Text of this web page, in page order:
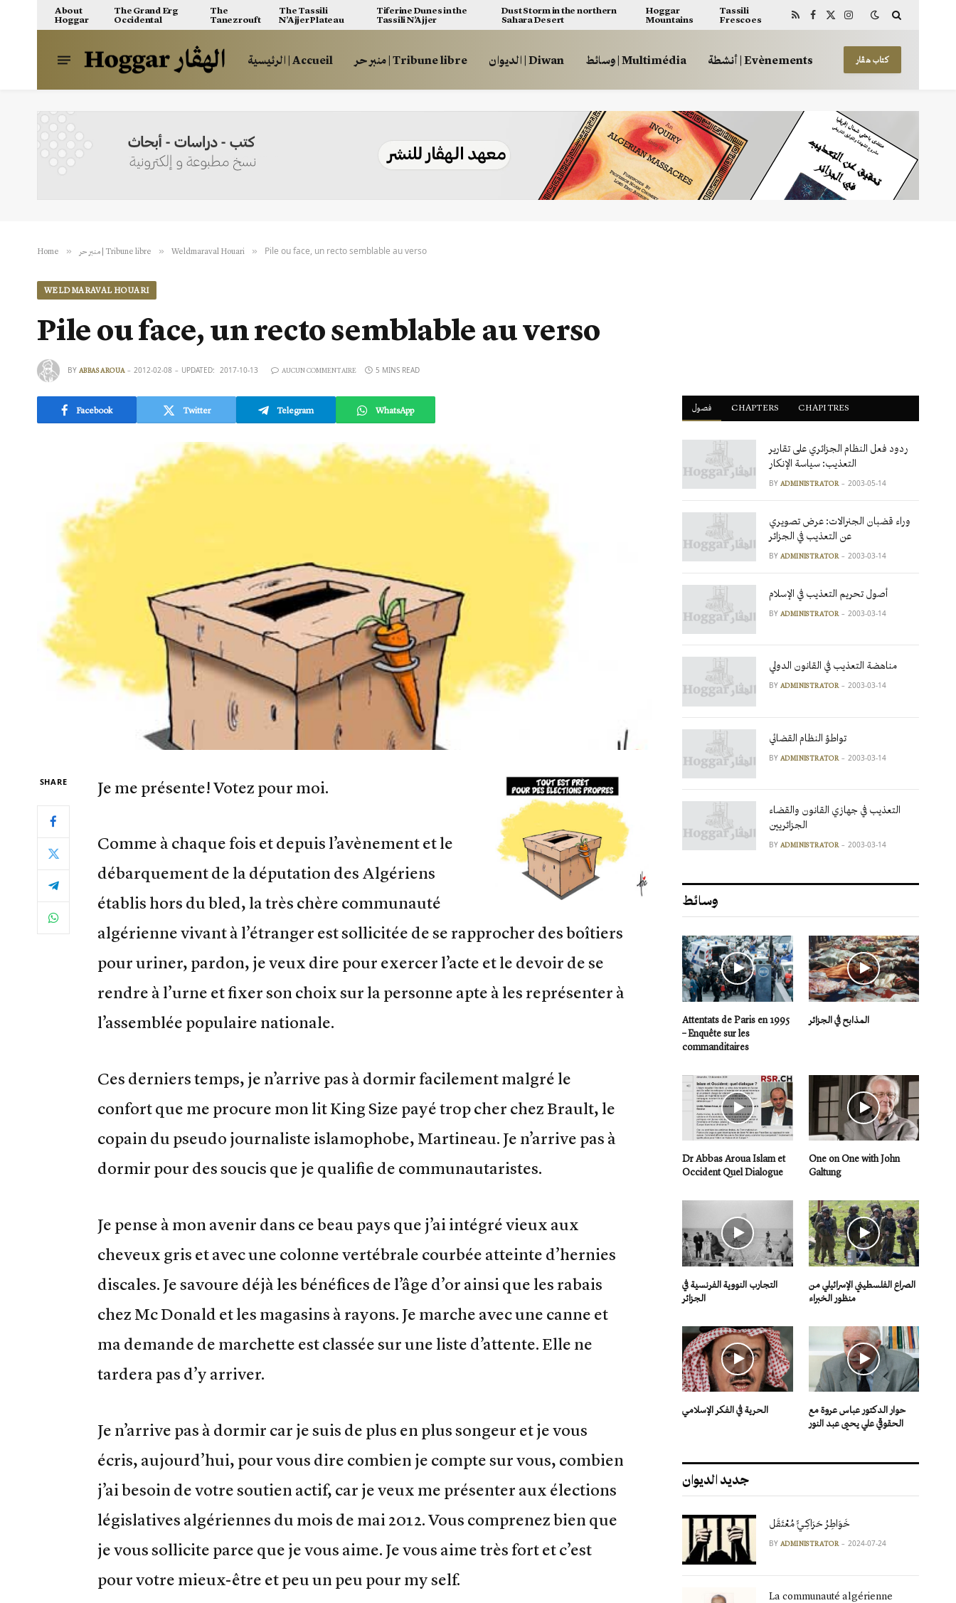
About
Hoggar
The Grand Erg
Occidental
The
Tanezrouft
The Tassili
N’Ajjer Plateau
Tiferine Dunes in the
Tassili N’Ajjer
Dust Storm in the northern
Sahara Desert
Hoggar
Mountains
Tassili
Frescoes
RSS Facebook
X
Instagram
الرئيسية | Accueil منبر حر | Tribune libre الديوان | Diwan وسائط | Multimédia أنشطة | Evènements كتاب هڤار
Home » منبر حر | Tribune libre » Weldmaraval Houari » Pile ou face, un recto semblable au verso
WELDMARAVAL HOUARI
Pile ou face, un recto semblable au verso
BY ABBAS AROUA 2012-02-08 UPDATED: 2017-10-13 AUCUN COMMENTAIRE 5 MINS READ
Facebook Twitter Telegram WhatsApp
SHARE Je me présente! Votez pour moi.
Comme à chaque fois et depuis l’avènement et le
débarquement de la députation des Algériens
établis hors du bled, la très chère communauté
algérienne vivant à l’étranger est sollicitée de se rapprocher des boîtiers
pour uriner, pardon, je veux dire pour exercer l’acte et le devoir de se
rendre à l’urne et fixer son choix sur la personne apte à les représenter à
l’assemblée populaire nationale.
Ces derniers temps, je n’arrive pas à dormir facilement malgré le
confort que me procure mon lit King Size payé trop cher chez Brault, le
copain du pseudo journaliste islamophobe, Martineau. Je n’arrive pas à
dormir pour des soucis que je qualifie de communautaristes.
Je pense à mon avenir dans ce beau pays que j’ai intégré vieux aux
cheveux gris et avec une colonne vertébrale courbée atteinte d’hernies
discales. Je savoure déjà les bénéfices de l’âge d’or ainsi que les rabais
chez Mc Donald et les magasins à rayons. Je marche avec une canne et
ma demande de marchette est classée sur une liste d’attente. Elle ne
tardera pas d’y arriver.
Je n’arrive pas à dormir car je suis de plus en plus songeur et je vous
écris, aujourd’hui, pour vous dire combien je compte sur vous, combien
j’ai besoin de votre soutien actif, car je veux me présenter aux élections
législatives algériennes du mois de mai 2012. Vous comprenez bien que
je vous sollicite parce que je vous aime. Je vous aime très fort et c’est
pour votre mieux-être et peu un peu pour my self.
فصول ْCHAPTERS CHAPITRES
ردود فعل النظام الجزائري على تقارير
التعذيب: سياسة الإنكار
BY ADMINISTRATOR 2003-05-14
وراء قضبان الجنرالات: عرض تصويري
عن التعذيب في الجزائر
BY ADMINISTRATOR 2003-03-14
أصول تحريم التعذيب في الإسلام
BY ADMINISTRATOR 2003-03-14
مناهضة التعذيب في القانون الدولي
BY ADMINISTRATOR 2003-03-14
تواطؤ النظام القضائي
BY ADMINISTRATOR 2003-03-14
التعذيب في جهازي القانون والقضاء
الجزائريين
BY ADMINISTRATOR 2003-03-14
وسائط
Attentats de Paris en 1995
– Enquête sur les
commanditaires
المذابح في الجزائر
Dr Abbas Aroua Islam et
Occident Quel Dialogue
One on One with John
Galtung
التجارب النووية الفرنسية في
الجزائر
الصراع الفلسطيني الإسرائيلي من
منظور الخبراء
الحرية في الفكر الإسلامي
حوار الدكتور عباس عروة مع
الحقوقي علي يحيى عبد النور
جديد الديوان
خَوَاطِرُ حَرَاكِـيٍّ مُعْتَقَل
BY ADMINISTRATOR 2024-07-24
La communauté algérienne